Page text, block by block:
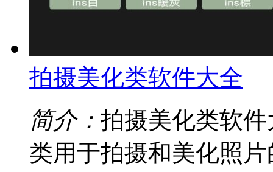
拍摄美化类软件大全
简介： 拍摄美化类软
类用于拍摄和美化照